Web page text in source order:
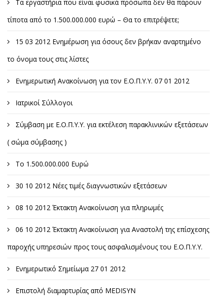
Τα εργαστήρια που είναι φυσικά πρόσωπα δεν θα πάρουν
τίποτα από το 1.500.000.000 ευρώ – Θα το επιτρέψετε;
15 03 2012 Ενημέρωση για όσους δεν βρήκαν αναρτημένο
το όνομα τους στις λίστες
Ενημερωτική Ανακοίνωση για τον Ε.Ο.Π.Υ.Υ. 07 01 2012
Ιατρικοί Σύλλογοι
Σύμβαση με Ε.Ο.Π.Υ.Υ. για εκτέλεση παρακλινικών εξετάσεων
( σώμα σύμβασης )
Το 1.500.000.000 Ευρώ
30 10 2012 Νέες τιμές διαγνωστικών εξετάσεων
08 10 2012 Έκτακτη Ανακοίνωση για πληρωμές
06 10 2012 Έκτακτη Ανακοίνωση για Αναστολή της επίσχεσης
παροχής υπηρεσιών προς τους ασφαλισμένους του Ε.Ο.Π.Υ.Υ.
Ενημερωτικό Σημείωμα 27 01 2012
Επιστολή διαμαρτυρίας από MEDISYN